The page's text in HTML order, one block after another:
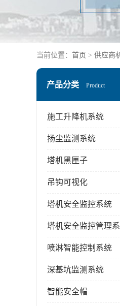
当前位置： 首页 > 供应商
产品分类 Product
施工升降机系统
扬尘监测系统
塔机黑匣子
吊钩可视化
塔机安全监控系统
塔机安全监控管理
喷淋智能控制系统
深基坑监测系统
智能安全帽